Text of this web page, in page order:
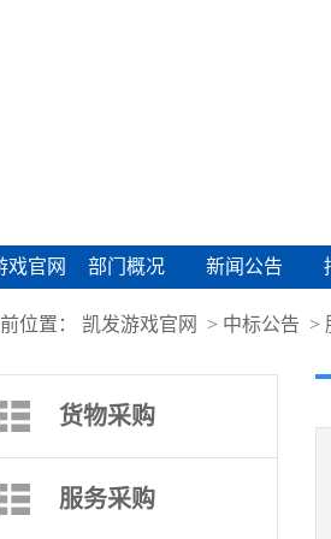
戏官网
戏官网 部门概况
部门概况 新闻公告
新闻公告
位置： 凯发游戏官网 > 中标公告 >
货物采购
服务采购